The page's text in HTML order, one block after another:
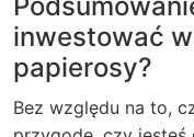
inwestować
papierosy?
Bez względu na to,